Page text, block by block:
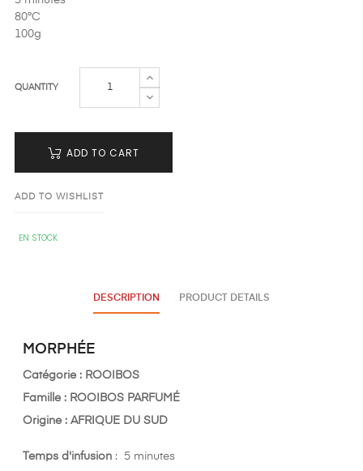
80°C
100g
QUANTITY
ADD TO CART
ADD TO WISHLIST
EN STOCK
DESCRIPTION PRODUCT DETAILS
MORPHÉE
Catégorie : ROOIBOS
Famille : ROOIBOS PARFUMÉ
Origine : AFRIQUE DU SUD
Temps d'infusion : 5 minutes